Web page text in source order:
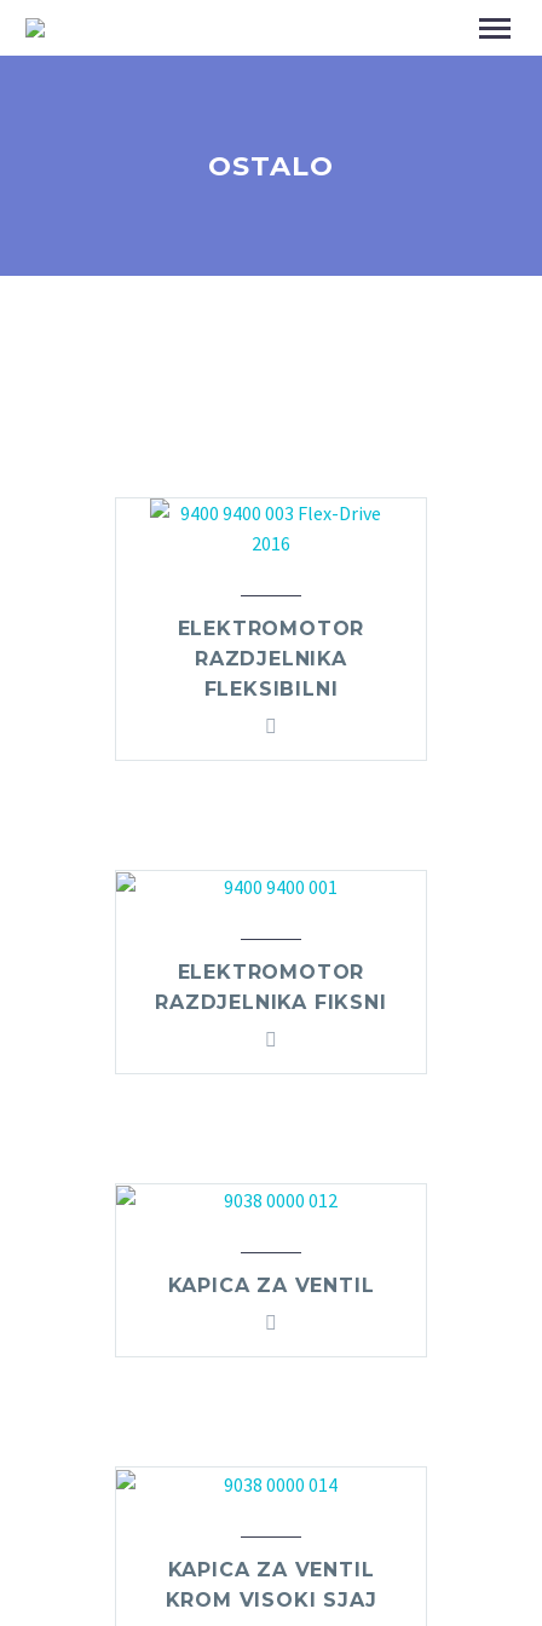
OSTALO
ELEKTROMOTOR
RAZDJELNIKA
FLEKSIBILNI
ELEKTROMOTOR
RAZDJELNIKA FIKSNI
KAPICA ZA VENTIL
KAPICA ZA VENTIL
KROM VISOKI SJAJ